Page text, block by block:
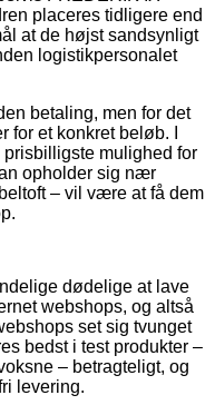
placeres tidligere end
at de højst sandsynligt
logistikpersonalet
betaling, men for det
for et konkret beløb. I
mulighed for
opholder sig nær
– vil være at få dem
dødelige at lave
webshops, og altså
set sig tvunget
bedst i test produkter –
– betragteligt, og
levering.